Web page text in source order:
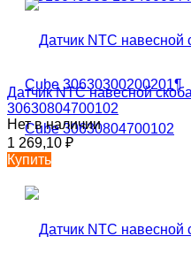
Датчик NTC навесной
30630804700102
Нет в наличии
1 269,10 ₽
Купить